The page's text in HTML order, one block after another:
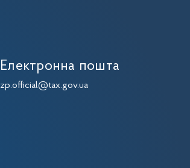
Електронна пошта
zp.official@tax.gov.ua